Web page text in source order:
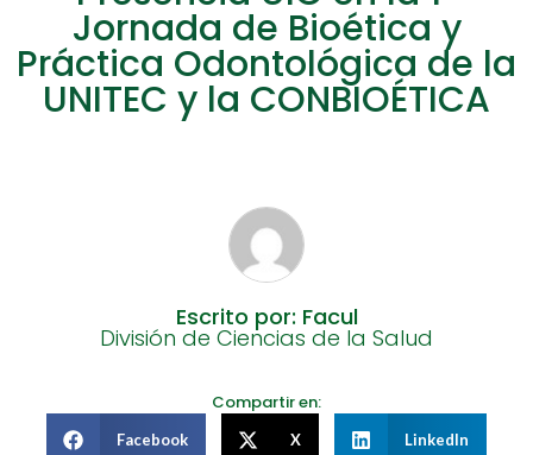
Jornada de Bioética y
Práctica Odontológica de la
UNITEC y la CONBIOÉTICA
Escrito por: Facul
División de Ciencias de la Salud
Compartir en:
Facebook X LinkedIn